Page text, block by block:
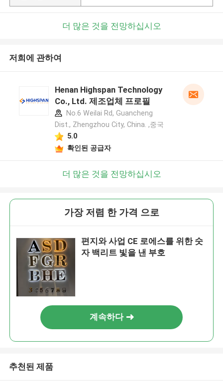
더 많은 것을 전망하십시오
저희에 관하여
Henan Highspan Technology
Co., Ltd. 제조업체 프로필
No.6 Weilai Rd, Guancheng
Dist., Zhengzhou City, China. ,중국
5.0
확인된 공급자
더 많은 것을 전망하십시오
가장 저렴 한 가격 으로
편지와 사업 CE 로에스를 위한 숫
자 백리트 빛을 낸 부호
계속하다
추천된 제품